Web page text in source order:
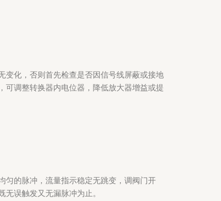
变化，否则首先检查是否因信号线屏蔽或接地
可调整转换器内电位器，降低放大器增益或提
匀的脉冲，流量指示稳定无跳变，调阀门开
误触发又无漏脉冲为止。